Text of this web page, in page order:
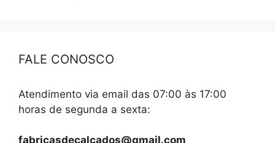
FALE CONOSCO
Atendimento via email das 07:00 às 17:00
horas de segunda a sexta:
fabricasdecalcados@gmail.com